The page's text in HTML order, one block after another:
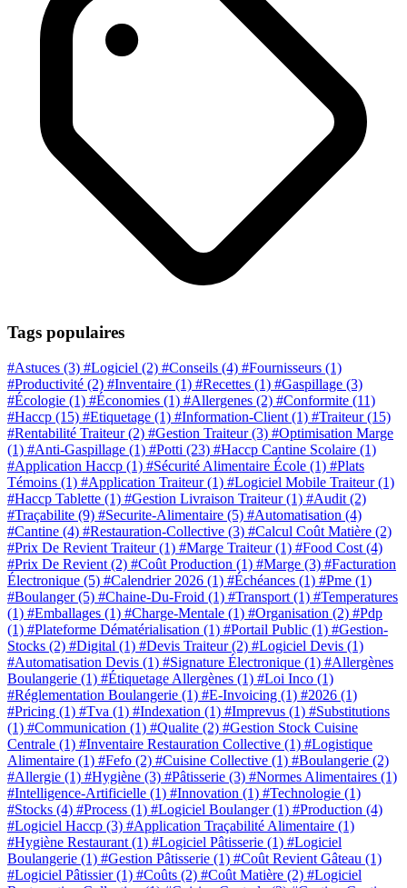
Tags populaires
#Astuces (3) #Logiciel (2) #Conseils (4) #Fournisseurs (1)
#Productivité (2) #Inventaire (1) #Recettes (1) #Gaspillage (3)
#Écologie (1) #Économies (1) #Allergenes (2) #Conformite (11)
#Haccp (15) #Etiquetage (1) #Information-Client (1) #Traiteur(15)
#Rentabilité Traiteur(2) #Gestion Traiteur(3) #Optimisation Marge
(1) #Anti-Gaspillage (1) #Potti (23) #Haccp Cantine Scolaire (1)
#Application Haccp (1) #Sécurité Alimentaire École (1) #Plats
Témoins (1) #Application Traiteur(1) #Logiciel Mobile Traiteur(1)
#Haccp Tablette (1) #Gestion Livraison Traiteur(1) #Audit (2)
#Traçabilite (9) #Securite-Alimentaire (5) #Automatisation (4)
#Cantine (4) #Restauration-Collective (3) #Calcul Coût Matière (2)
#Prix De Revient Traiteur(1) #Marge Traiteur(1) #Food Cost (4)
#Prix De Revient (2) #Coût Production (1) #Marge (3) #Facturation
Électronique (5) #Calendrier 2026 (1) #Échéances (1) #Pme (1)
#Boulanger(5) #Chaine-Du-Froid (1) #Transport (1) #Temperatures
(1) #Emballages (1) #Charge-Mentale (1) #Organisation (2) #Pdp
(1) #Plateforme Dématérialisation (1) #Portail Public (1) #Gestion-
Stocks (2) #Digital (1) #Devis Traiteur(2) #Logiciel Devis (1)
#Automatisation Devis (1) #Signature Électronique (1) #Allergènes
Boulangerie (1) #Étiquetage Allergènes (1) #Loi Inco (1)
#Réglementation Boulangerie (1) #E-Invoicing (1) #2026 (1)
#Pricing (1) #Tva (1) #Indexation (1) #Imprevus (1) #Substitutions
(1) #Communication (1) #Qualite (2) #Gestion Stock Cuisine
Centrale (1) #Inventaire Restauration Collective (1) #Logistique
Alimentaire (1) #Fefo (2) #Cuisine Collective (1) #Boulangerie (2)
#Allergie (1) #Hygiène (3) #Pâtisserie (3) #Normes Alimentaires (1)
#Intelligence-Artificielle (1) #Innovation (1) #Technologie (1)
#Stocks (4) #Process (1) #Logiciel Boulanger(1) #Production (4)
#Logiciel Haccp (3) #Application Traçabilité Alimentaire (1)
#Hygiène Restaurant (1) #Logiciel Pâtisserie (1) #Logiciel
Boulangerie (1) #Gestion Pâtisserie (1) #Coût Revient Gâteau (1)
#Logiciel Pâtissier(1) #Coûts (2) #Coût Matière (2) #Logiciel